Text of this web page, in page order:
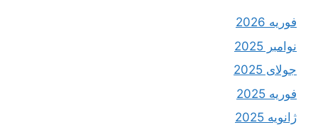
فوریه 2026
نوامبر 2025
جولای 2025
فوریه 2025
ژانویه 2025